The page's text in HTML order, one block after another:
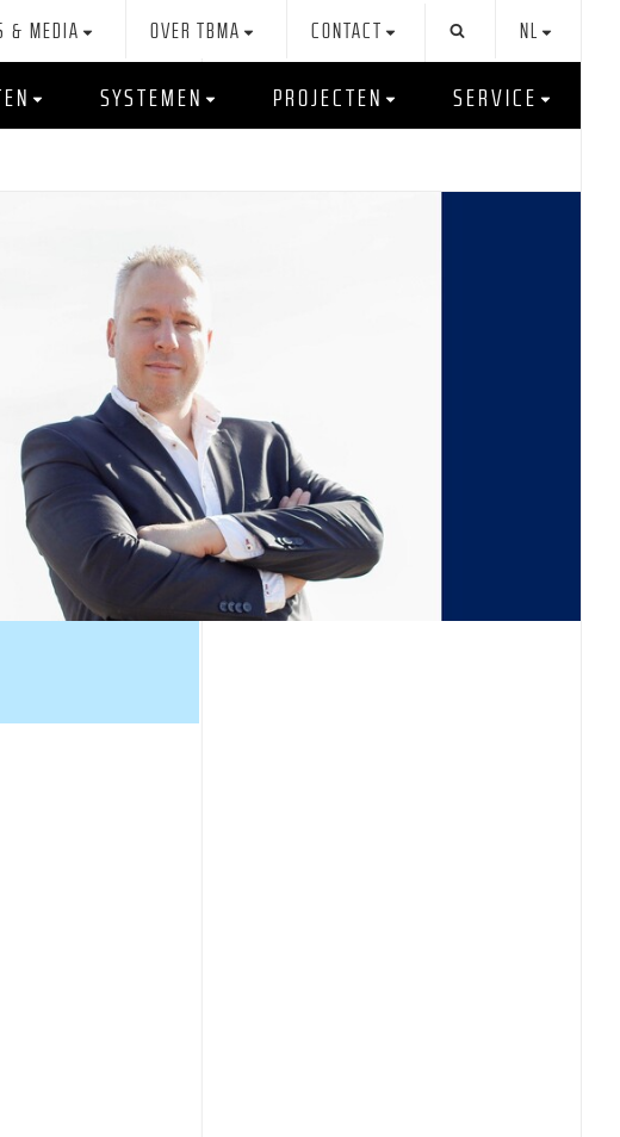
& MEDIA OVER TBMA CONTACT NL
SYSTEMEN PROJECTEN SERVICE